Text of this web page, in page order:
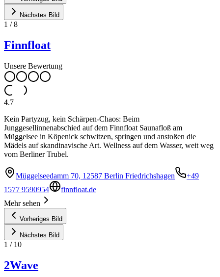
Nächstes Bild
1 /8
Finnfloat
Unsere Bewertung
4.7
Kein Partyzug, kein Schärpen-Chaos: Beim
Junggesellinnenabschied auf dem Finnfloat Saunafloß am
Müggelsee in Köpenick schwitzen, springen und anstoßen die
Mädels auf skandinavische Art. Wellness auf dem Wasser, weit weg
vom Berliner Trubel.
Müggelseedamm 70, 12587 Berlin Friedrichshagen
+49
1577 9590954
finnfloat.de
Mehr sehen
Vorheriges Bild
Nächstes Bild
1 / 10
2Wave